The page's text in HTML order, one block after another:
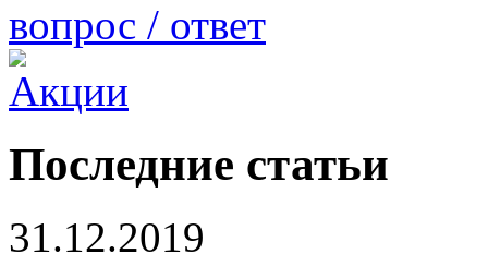
вопрос / ответ
Последние статьи
31.12.2019